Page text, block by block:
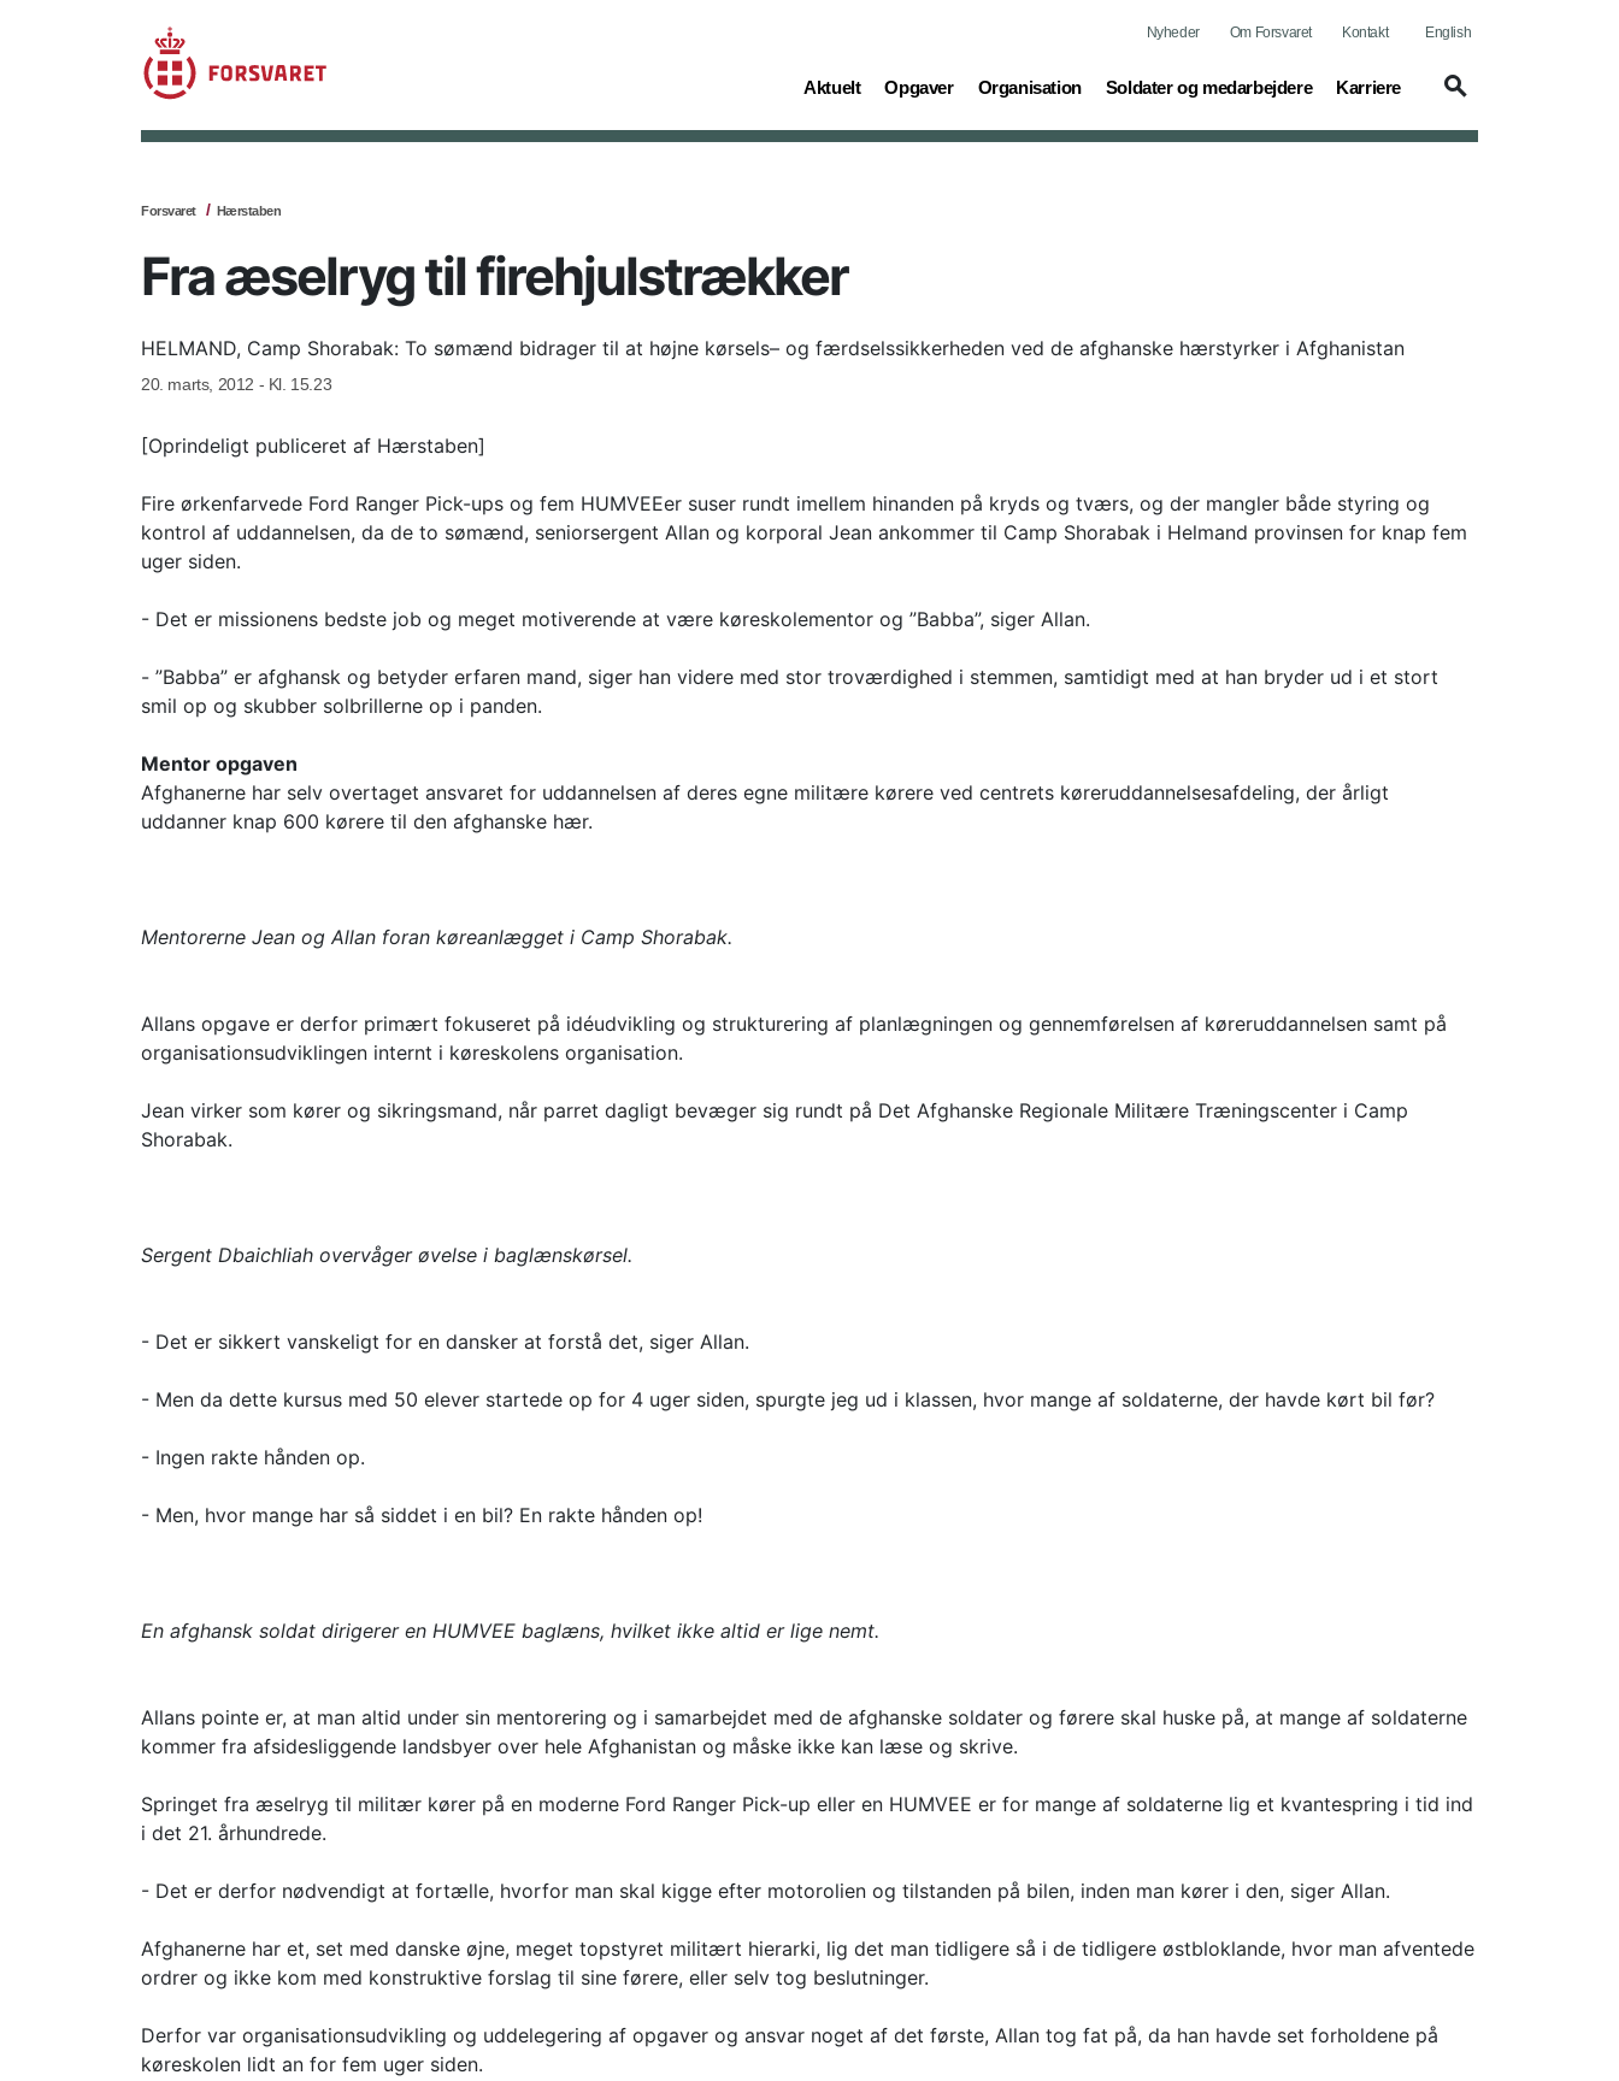
Nyheder Om Forsvaret Kontakt English
Aktuelt
(current) Opgaver
(current) Organisation
(current) Soldater og medarbejdere
(current) Karriere
(current)
Forsvaret Hærstaben
Fra æselryg til firehjulstrækker
HELMAND, Camp Shorabak: To sømænd bidrager til at højne kørsels– og færdselssikkerheden ved de afghanske hærstyrker i Afghanistan
20. marts, 2012 - Kl. 15.23
[Oprindeligt publiceret af Hærstaben]
Fire ørkenfarvede Ford Ranger Pick-ups og fem HUMVEEer suser rundt imellem hinanden på kryds og tværs, og der mangler både styring og
kontrol af uddannelsen, da de to sømænd, seniorsergent Allan og korporal Jean ankommer til Camp Shorabak i Helmand provinsen for knap fem
uger siden.
- Det er missionens bedste job og meget motiverende at være køreskolementor og ”Babba”, siger Allan.
- ”Babba” er afghansk og betyder erfaren mand, siger han videre med stor troværdighed i stemmen, samtidigt med at han bryder ud i et stort
smil op og skubber solbrillerne op i panden.
Mentor opgaven
Afghanerne har selv overtaget ansvaret for uddannelsen af deres egne militære kørere ved centrets køreruddannelsesafdeling, der årligt
uddanner knap 600 kørere til den afghanske hær.
Mentorerne Jean og Allan foran køreanlægget i Camp Shorabak.
Allans opgave er derfor primært fokuseret på idéudvikling og strukturering af planlægningen og gennemførelsen af køreruddannelsen samt på
organisationsudviklingen internt i køreskolens organisation.
Jean virker som kører og sikringsmand, når parret dagligt bevæger sig rundt på Det Afghanske Regionale Militære Træningscenter i Camp
Shorabak.
Sergent Dbaichliah overvåger øvelse i baglænskørsel.
- Det er sikkert vanskeligt for en dansker at forstå det, siger Allan.
- Men da dette kursus med 50 elever startede op for 4 uger siden, spurgte jeg ud i klassen, hvor mange af soldaterne, der havde kørt bil før?
- Ingen rakte hånden op.
- Men, hvor mange har så siddet i en bil? En rakte hånden op!
En afghansk soldat dirigerer en HUMVEE baglæns, hvilket ikke altid er lige nemt.
Allans pointe er, at man altid under sin mentorering og i samarbejdet med de afghanske soldater og førere skal huske på, at mange af soldaterne
kommer fra afsidesliggende landsbyer over hele Afghanistan og måske ikke kan læse og skrive.
Springet fra æselryg til militær kører på en moderne Ford Ranger Pick-up eller en HUMVEE er for mange af soldaterne lig et kvantespring i tid ind
i det 21. århundrede.
- Det er derfor nødvendigt at fortælle, hvorfor man skal kigge efter motorolien og tilstanden på bilen, inden man kører i den, siger Allan.
Afghanerne har et, set med danske øjne, meget topstyret militært hierarki, lig det man tidligere så i de tidligere østbloklande, hvor man afventede
ordrer og ikke kom med konstruktive forslag til sine førere, eller selv tog beslutninger.
Derfor var organisationsudvikling og uddelegering af opgaver og ansvar noget af det første, Allan tog fat på, da han havde set forholdene på
køreskolen lidt an for fem uger siden.